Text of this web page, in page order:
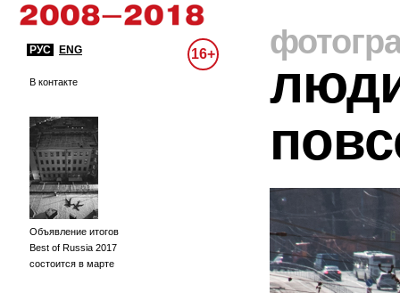
РУС ENG 16+
В контакте
Объявление итогов
Best of Russia 2017
состоится в марте